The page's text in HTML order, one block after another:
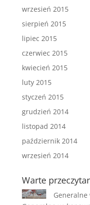
wrzesień 2015
sierpień 2015
lipiec 2015
czerwiec 2015
kwiecień 2015
luty 2015
styczeń 2015
grudzień 2014
listopad 2014
październik 2014
wrzesień 2014
Warte
Generalne